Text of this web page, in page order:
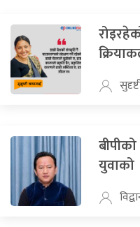
युवाको